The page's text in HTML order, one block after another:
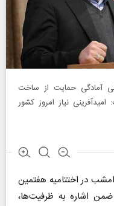
آمادگی حمایت از ساخت
نیاز امروز کشور
در اختتامیه هفتمین
اشاره به ظرفیت‌ها،